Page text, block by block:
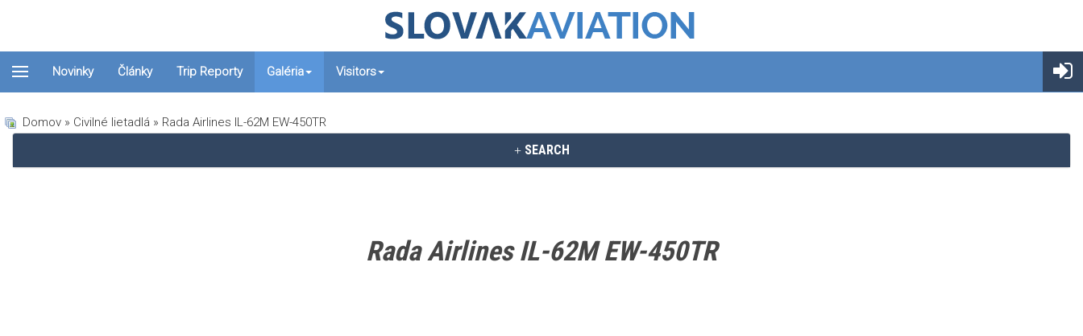
Novinky Články Trip Reporty Galéria Visitors
Domov » Civilné lietadlá » Rada Airlines IL-62M EW-450TR
SEARCH
Rada Airlines IL-62M EW-450TR